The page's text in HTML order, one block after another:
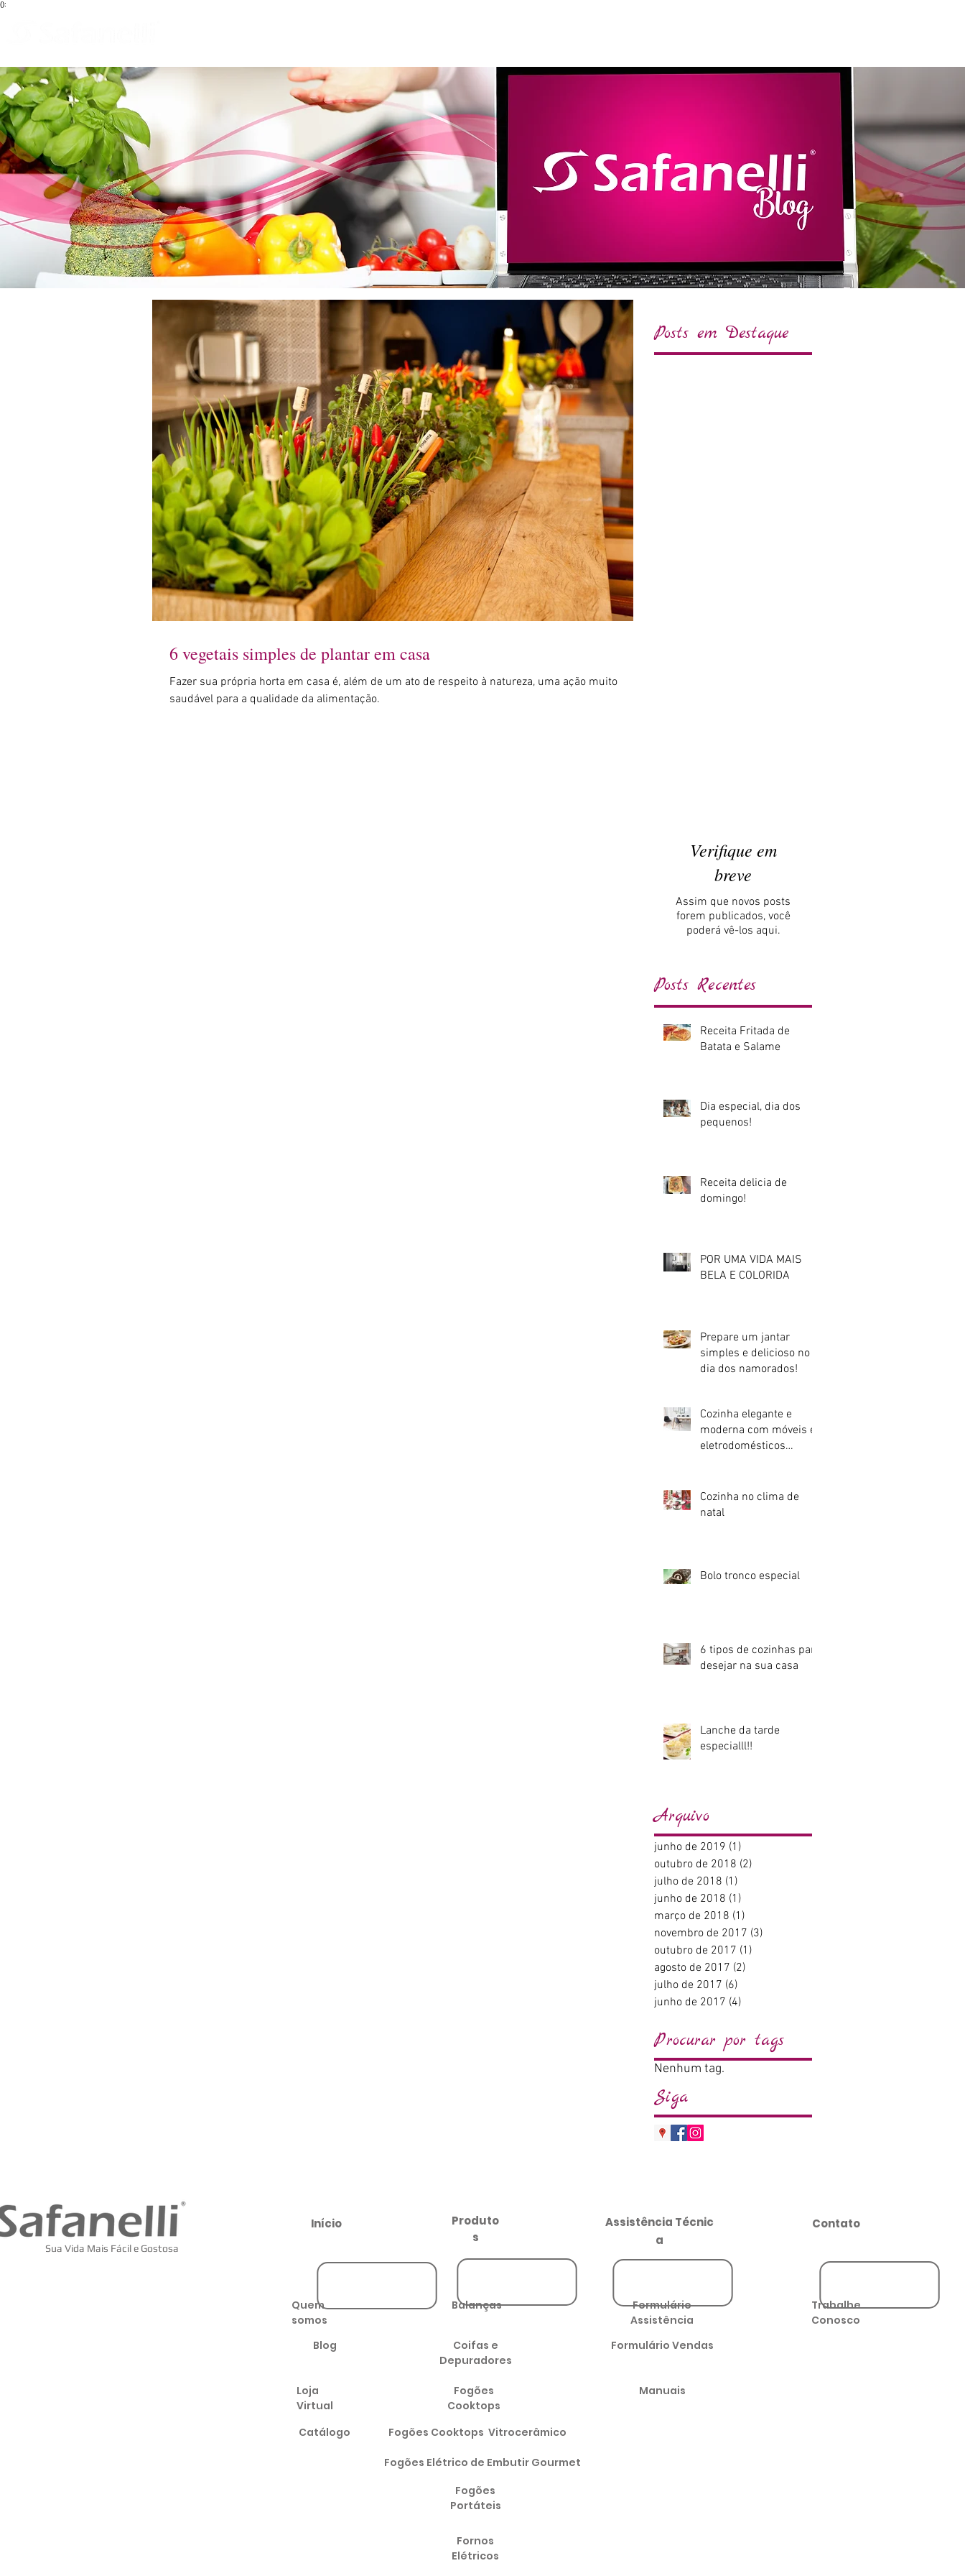
():
6 vegetais simples de plantar em casa
Fazer sua própria horta em casa é, além de um ato de respeito à natureza, uma ação muito
saudável para a qualidade da alimentação.
Posts em Destaque
Verifique em
breve
Assim que novos posts
forem publicados, você
poderá vê-los aqui.
Posts Recentes
Receita Fritada de
Batata e Salame
Dia especial, dia dos
pequenos!
Receita delicia de
domingo!
POR UMA VIDA MAIS
BELA E COLORIDA
Prepare um jantar
simples e delicioso no
dia dos namorados!
Cozinha elegante e
moderna com móveis e
eletrodomésticos
Cozinha no clima de
natal
Bolo tronco especial
6 tipos de cozinhas para
desejar na sua casa
Lanche da tarde
especialll!!
Arquivo
junho de 2019 (1)
outubro de 2018 (2)
julho de 2018 (1)
junho de 2018 (1)
março de 2018 (1)
novembro de 2017 (3)
outubro de 2017 (1)
agosto de 2017 (2)
julho de 2017 (6)
junho de 2017 (4)
Procurar por tags
Nenhum tag.
Siga
Assistência Técnic
a
Início
Blog
Contato
Produto
s
Sua Vida Mais Fácil e Gostosa
Loja
Virtual
Quem
somos
Catálogo
Balanças
Coifas e
Depuradores
Fogões
Cooktops
Fogões Cooktops Vitrocerâmico
Fogões Elétrico de Embutir Gourmet
Fogões
Portáteis
Fornos
Elétricos
Formulário
Assistência
Formulário Vendas
Manuais
Trabalhe
Conosco